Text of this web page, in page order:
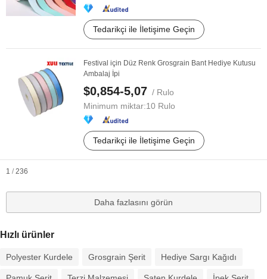
Tedarikçi ile İletişime Geçin
Festival için Düz Renk Grosgrain Bant Hediye Kutusu
Ambalaj İpi
$0,854-5,07 / Rulo
Minimum miktar:10 Rulo
Tedarikçi ile İletişime Geçin
1 / 236
Daha fazlasını görün
Hızlı ürünler
Polyester Kurdele Grosgrain Şerit Hediye Sargı Kağıdı